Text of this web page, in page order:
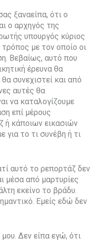
ξαναείπα, ότι ο
ο αρχηγός της
υπουργός κύριος
με τον οποίο οι
Βεβαίως, αυτό που
έρευνα θα
συνεχιστεί και από
αυτές θα
να καταλογίζουμε
επί μέρους
ή κάποιων εικασιών
για το τι συνέβη ή τι
αυτό το ρεπορτάζ δεν
μέσα από μαρτυρίες
εκείνο το βράδυ.
Εμείς εδώ δεν
Δεν είπα εγώ, ότι